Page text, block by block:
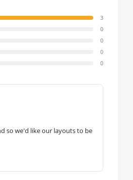
3
0
0
0
0
so we'd like our layouts to be